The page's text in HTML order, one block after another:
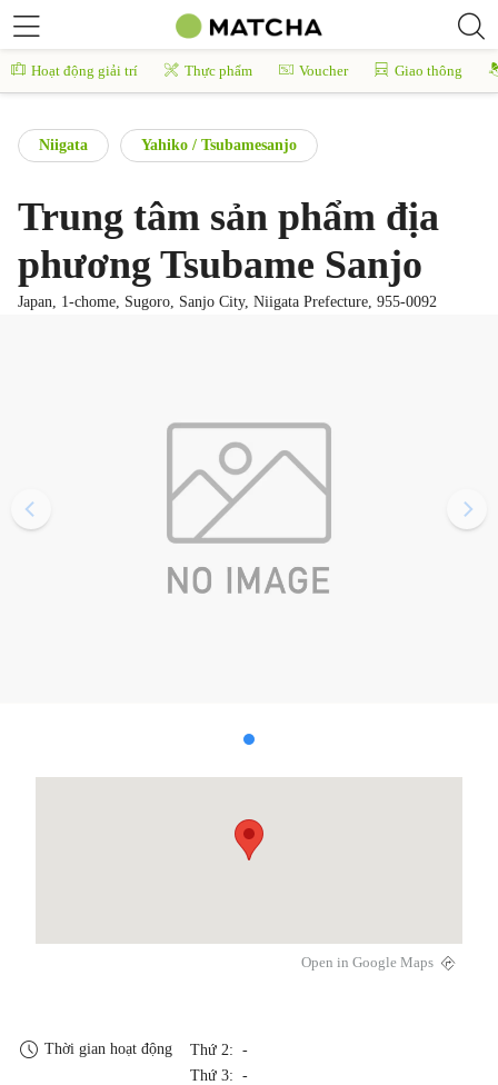
Hoạt động giải trí Thực phẩm Voucher Giao thông
Niigata Yahiko / Tsubamesanjo
Trung tâm sản phẩm địa
phương Tsubame Sanjo
Japan, 1-chome, Sugoro, Sanjo City, Niigata Prefecture, 955-0092
Open in Google Maps
Thời gian hoạt động
Thứ 2: -
Thứ 3: -